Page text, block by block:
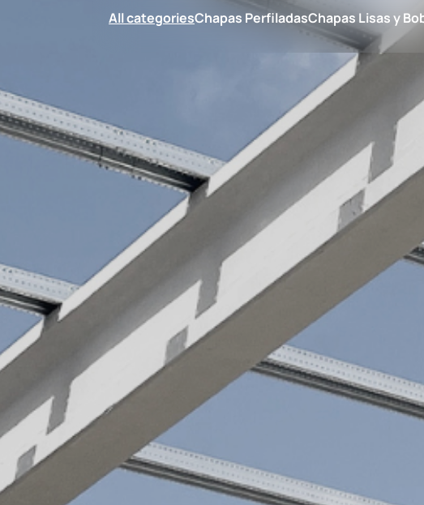
All categoriesChapas PerfiladasChapas Lisas y